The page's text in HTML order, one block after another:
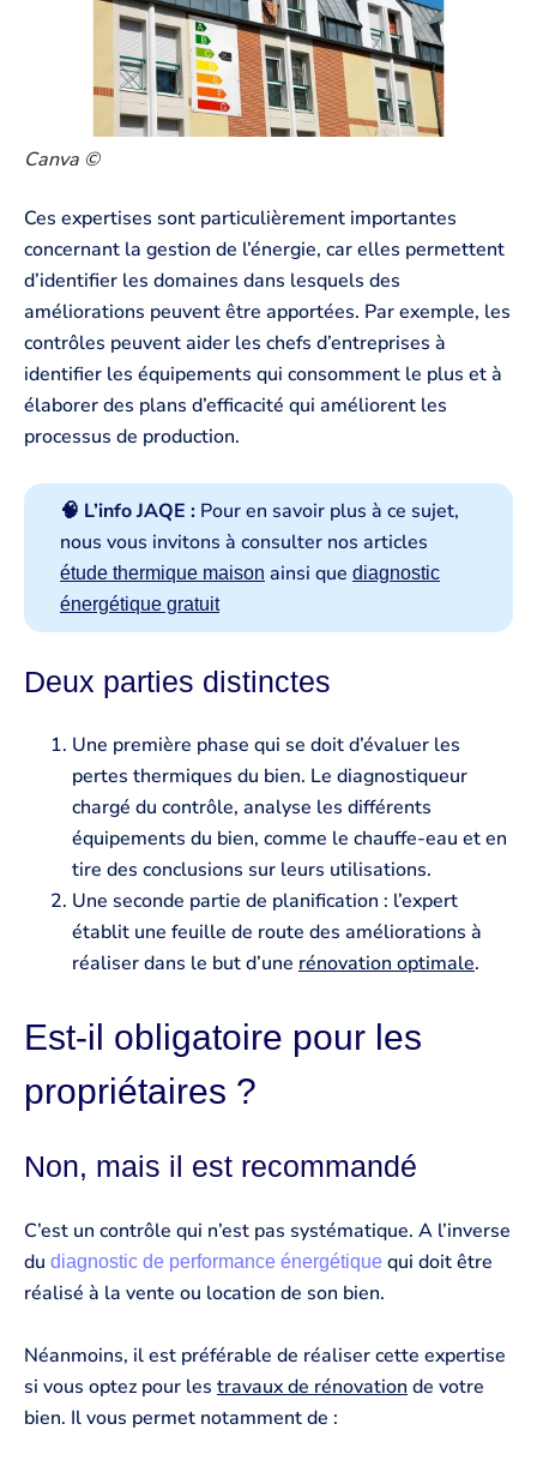
Canva ©
Ces expertises sont particulièrement importantes
concernant la gestion de l’énergie, car elles permettent
d’identifier les domaines dans lesquels des
améliorations peuvent être apportées. Par exemple, les
contrôles peuvent aider les chefs d’entreprises à
identifier les équipements qui consomment le plus et à
élaborer des plans d’efficacité qui améliorent les
processus de production.
🧠 L’info JAQE : Pour en savoir plus à ce sujet,
nous vous invitons à consulter nos articles
étude thermique maison ainsi que diagnostic
énergétique gratuit
Deux parties distinctes
Une première phase qui se doit d’évaluer les
pertes thermiques du bien. Le diagnostiqueur
chargé du contrôle, analyse les différents
équipements du bien, comme le chauffe-eau et en
tire des conclusions sur leurs utilisations.
Une seconde partie de planification : l’expert
établit une feuille de route des améliorations à
réaliser dans le but d’une rénovation optimale.
Est-il obligatoire pour les
propriétaires ?
Non, mais il est recommandé
C’est un contrôle qui n’est pas systématique. A l’inverse
du diagnostic de performance énergétique qui doit être
réalisé à la vente ou location de son bien.
Néanmoins, il est préférable de réaliser cette expertise
si vous optez pour les travaux de rénovation de votre
bien. Il vous permet notamment de :